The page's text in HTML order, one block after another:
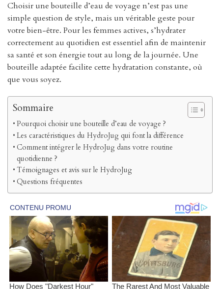
Choisir une bouteille d’eau de voyage n’est pas une
simple question de style, mais un véritable geste pour
votre bien-être. Pour les femmes actives, s’hydrater
correctement au quotidien est essentiel afin de maintenir
sa santé et son énergie tout au long de la journée. Une
bouteille adaptée facilite cette hydratation constante, où
que vous soyez.
Sommaire
Pourquoi choisir une bouteille d’eau de voyage ?
Les caractéristiques du HydroJug qui font la différence
Comment intégrer le HydroJug dans votre routine
quotidienne ?
Témoignages et avis sur le HydroJug
Questions fréquentes